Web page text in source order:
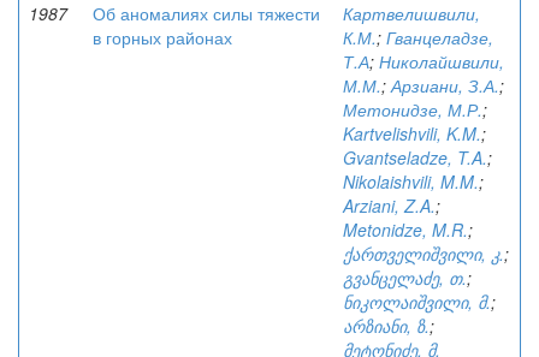
1987
Об аномалиях силы тяжести
в горных районах
Картвелишвили,
К.М.; Гванцеладзе,
Т.А; Николайшвили,
М.М.;Арзиани, З.А.;
Метонидзе, М.Р.;
Kartvelishvili, K.M.;
Gvantseladze, T.A.;
Nikolaishvili, M.M.;
Arziani, Z.A.;
Metonidze, M.R.;
ქართველიშვილი, კ.;
გვანცელაძე, თ.;
ნიკოლაიშვილი, მ.;
არზიანი, ზ.;
მეტონიძე, მ.